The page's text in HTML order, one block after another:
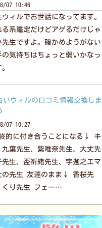
07 10:46
ィルでお世話になってます。
系鑑定だけどアゲるだけじゃ
先生ですよ。確かめようがない
の気持ちはちょっと弱いかなっ
いウィルの口コミ情報交換しま
07 10:27
的に付き合うことになる↓ キ
九葉先生、紫唯奈先生、大丈先
先生、盃祈緒先生、宇迦之エマ
の先生 友達のまま↓ 香桜先
くり先生 フェー…